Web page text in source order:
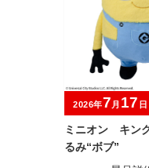
ミニオン キン
るみ“ボブ”
2026年7 月 17